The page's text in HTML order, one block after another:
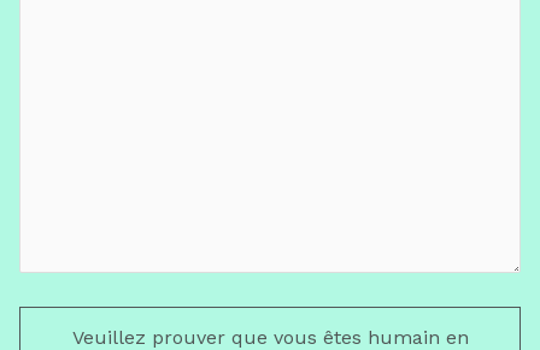
Veuillez prouver que vous êtes humain en